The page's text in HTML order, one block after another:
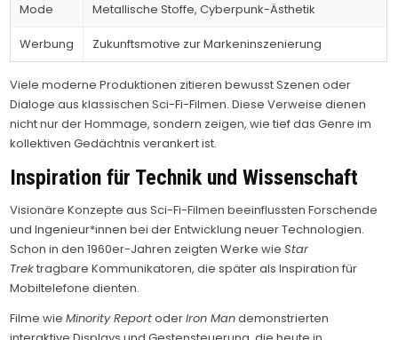
Mode Metallische Stoffe, Cyberpunk-Ästhetik
Werbung Zukunftsmotive zur Markeninszenierung
Viele moderne Produktionen zitieren bewusst Szenen oder
Dialoge aus klassischen Sci-Fi-Filmen. Diese Verweise dienen
nicht nur der Hommage, sondern zeigen, wie tief das Genre im
kollektiven Gedächtnis verankert ist.
Inspiration für Technik und Wissenschaft
Visionäre Konzepte aus Sci-Fi-Filmen beeinflussten Forschende
und Ingenieur*innen bei der Entwicklung neuer Technologien.
Schon in den 1960er-Jahren zeigten Werke wieStar
Trektragbare Kommunikatoren, die später als Inspiration für
Mobiltelefone dienten.
Filme wieMinority ReportoderIron Mandemonstrierten